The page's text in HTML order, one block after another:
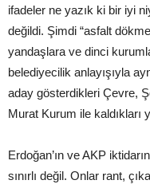
ifadeler ne yazık ki bir iyi
değildi. Şimdi “asfalt
yandaşlara ve dinci
belediyecilik anlayışıyla
aday gösterdikleri Çevre,
Murat Kurum ile
Erdoğan’ın ve AKP
sınırlı değil. Onlar rant,